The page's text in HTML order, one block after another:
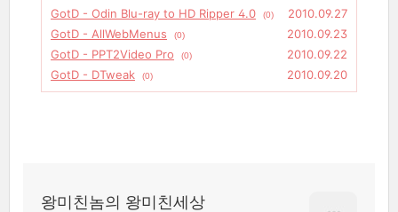
GotD - Odin Blu-ray to HD Ripper 4.0
(0)
2010.09.27
GotD - AllWebMenus
(0)
2010.09.23
GotD - PPT2Video Pro
(0)
2010.09.22
GotD - DTweak
(0) 2010.09.20
왕미친놈의 왕미친세상